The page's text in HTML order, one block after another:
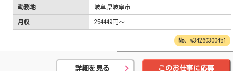
勤務地 岐阜県岐阜市
月収 254449円～
w34260300451
詳細を見る このお仕事に応募